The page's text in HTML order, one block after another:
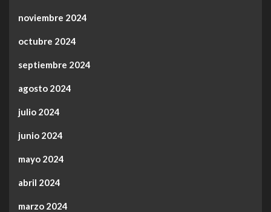
noviembre 2024
octubre 2024
septiembre 2024
agosto 2024
julio 2024
junio 2024
mayo 2024
abril 2024
marzo 2024